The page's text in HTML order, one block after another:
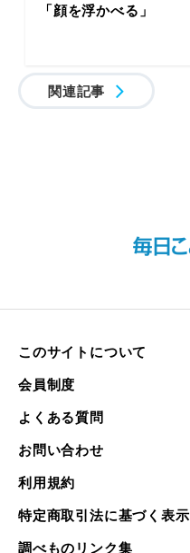
「顔を浮かべる」
関連記事
このサイトについて
会員制度
よくある質問
お問い合わせ
利用規約
特定商取引法に基づく表示
調べものリンク集